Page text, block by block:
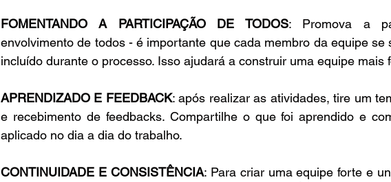
FOMENTANDO A PARTICIPAÇÃO DE TODOS: Promova a
envolvimento de todos - é importante que cada membro da equipe se
incluído durante o processo. Isso ajudará a construir uma equipe mais
APRENDIZADO E FEEDBACK: após realizar as atividades, tire um
e recebimento de feedbacks. Compartilhe o que foi aprendido e
aplicado no dia a dia do trabalho.
CONTINUIDADE E CONSISTÊNCIA: Para criar uma equipe forte e